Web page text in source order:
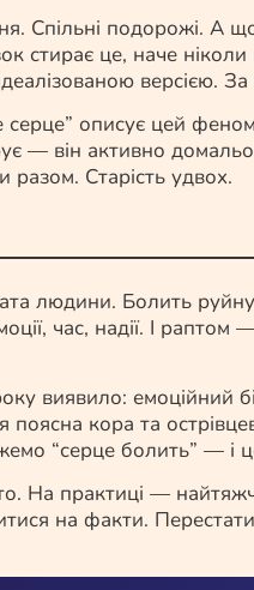
Спільні подорожі. А
стирає це, наче ніколи
версією.
описує цей
— він активно
разом. Старість удвох.
людини. Болить
час, надії. І раптом
виявило: емоційний
кора та
“серце болить” — і
На практиці —
на факти. Перестати